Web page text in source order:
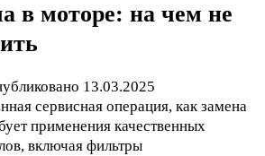
в моторе: на чем не
13.03.2025
сервисная операция, как замена
применения качественных
включая фильтры